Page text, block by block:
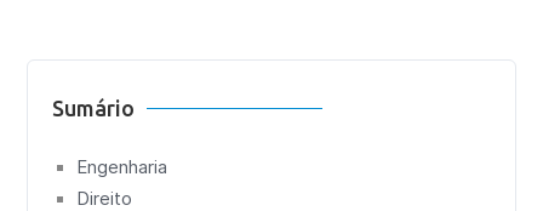
Sumário
Engenharia
Direito